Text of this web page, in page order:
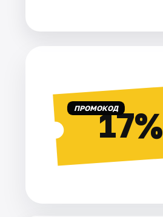
Города
Рейтинги
ПРОМОКОД17%